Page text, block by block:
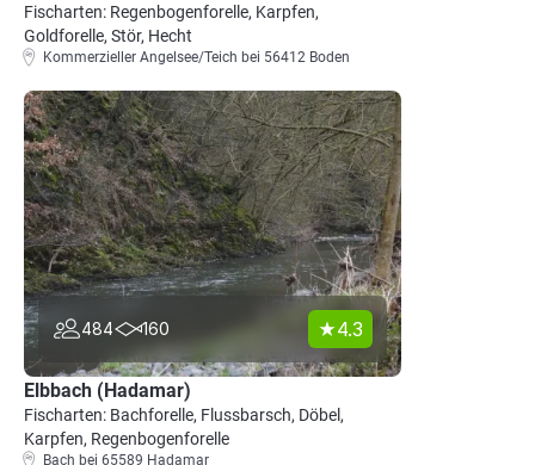
Fischarten: Regenbogenforelle, Karpfen,
Goldforelle, Stör, Hecht
Kommerzieller Angelsee/Teich bei 56412 Boden
484 160 4.3
Elbbach (Hadamar)
Fischarten: Bachforelle, Flussbarsch, Döbel,
Karpfen, Regenbogenforelle
Bach bei 65589 Hadamar